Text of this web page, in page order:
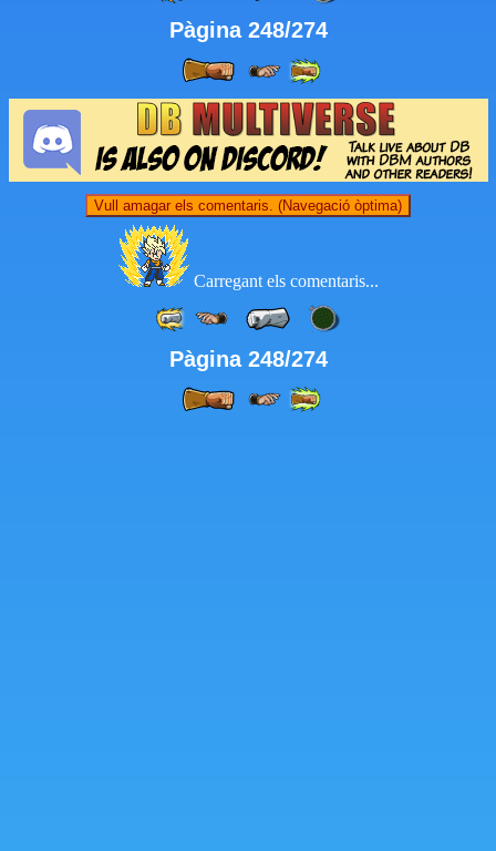
Pàgina 248/274
Vull amagar els comentaris. (Navegació òptima)
Carregant els comentaris...
Pàgina 248/274